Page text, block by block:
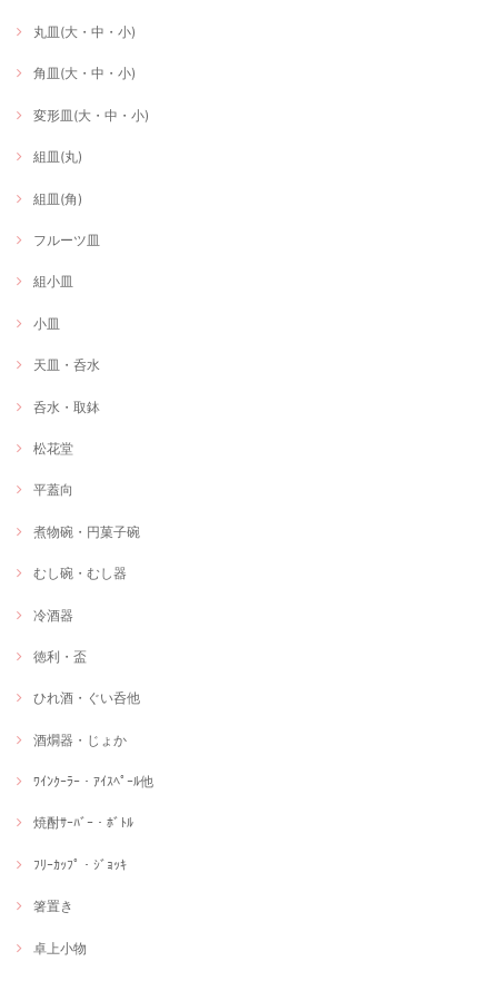
丸皿(大・中・小)
角皿(大・中・小)
変形皿(大・中・小)
組皿(丸)
組皿(角)
フルーツ皿
組小皿
小皿
天皿・呑水
呑水・取鉢
松花堂
平蓋向
煮物碗・円菓子碗
むし碗・むし器
冷酒器
徳利・盃
ひれ酒・ぐい呑他
酒燗器・じょか
ﾜｲﾝｸｰﾗｰ・ｱｲｽﾍﾟｰﾙ他
焼酎ｻｰﾊﾞｰ・ﾎﾞﾄﾙ
ﾌﾘｰｶｯﾌﾟ・ｼﾞｮｯｷ
箸置き
卓上小物